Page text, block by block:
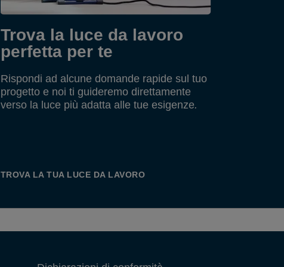
Consigliamo la batteria P4A da 2,5 Ah,
che garantisce fino a 3 ore di autonomia.
Batteria e caricabatteria non inclusi, ma
venduti separatamente.
Trova la luce da lavoro
perfetta per te
Rispondi ad alcune domande rapide sul tuo
progetto e noi ti guideremo direttamente
verso la luce più adatta alle tue esigenze.
TROVA LA TUA LUCE DA LAVORO